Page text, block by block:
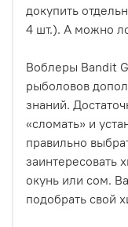
докупить
4 шт.). А можно
Воблеры Bandit
рыболовов
знаний.
«сломать» и
правильно
заинтересовать
окунь или сом.
подобрать свой